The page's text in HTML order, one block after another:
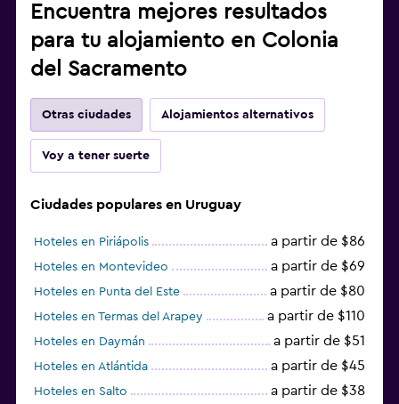
Encuentra mejores resultados
para tu alojamiento en Colonia
del Sacramento
Otras ciudades Alojamientos alternativos
Voy a tener suerte
Ciudades populares en Uruguay
Hoteles en Piriápolis a partir de $86
Hoteles en Montevideo a partir de $69
Hoteles en Punta del Este a partir de $80
Hoteles en Termas del Arapey a partir de $110
Hoteles en Daymán a partir de $51
Hoteles en Atlántida a partir de $45
Hoteles en Salto a partir de $38